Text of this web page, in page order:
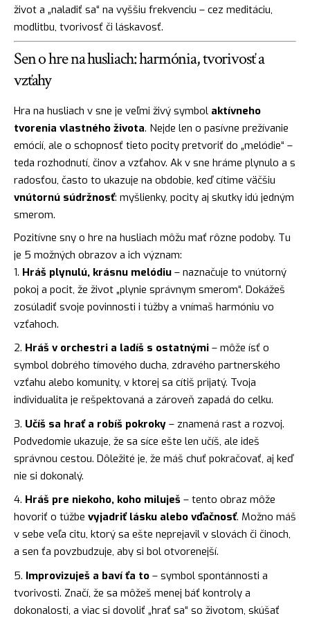
život a „naladiť sa“ na vyššiu frekvenciu – cez meditáciu,
modlitbu, tvorivosť či láskavosť.
Sen o hre na husliach: harmónia, tvorivosť a
vzťahy
Hra na husliach v sne je veľmi živý symbol aktívneho
tvorenia vlastného života. Nejde len o pasívne prežívanie
emócií, ale o schopnosť tieto pocity pretvoriť do „melódie“ –
teda rozhodnutí, činov a vzťahov. Ak v sne hráme plynulo a s
radosťou, často to ukazuje na obdobie, keď cítime väčšiu
vnútornú súdržnosť: myšlienky, pocity aj skutky idú jedným
smerom.
Pozitívne sny o hre na husliach môžu mať rôzne podoby. Tu
je 5 možných obrazov a ich význam:
Hráš plynulú, krásnu melódiu – naznačuje to vnútorný
pokoj a pocit, že život „plynie správnym smerom“. Dokážeš
zosúladiť svoje povinnosti i túžby a vnímaš harmóniu vo
vzťahoch.
Hráš v orchestri a ladíš s ostatnými – môže ísť o
symbol dobrého tímového ducha, zdravého partnerského
vzťahu alebo komunity, v ktorej sa cítiš prijatý. Tvoja
individualita je rešpektovaná a zároveň zapadá do celku.
Učíš sa hrať a robíš pokroky – znamená rast a rozvoj.
Podvedomie ukazuje, že sa síce ešte len učíš, ale ideš
správnou cestou. Dôležité je, že máš chuť pokračovať, aj keď
nie si dokonalý.
Hráš pre niekoho, koho miluješ – tento obraz môže
hovoriť o túžbe vyjadriť lásku alebo vďačnosť. Možno máš
v sebe veľa citu, ktorý sa ešte neprejavil v slovách či činoch,
a sen ťa povzbudzuje, aby si bol otvorenejší.
Improvizuješ a baví ťa to – symbol spontánnosti a
tvorivosti. Značí, že sa môžeš menej báť kontroly a
dokonalosti, a viac si dovoliť „hrať sa“ so životom, skúšať